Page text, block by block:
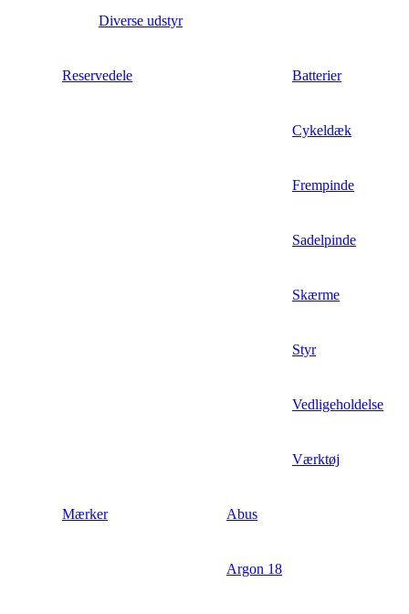
Diverse udstyr
Reservedele Batterier
Cykeldæk
Frempinde
Sadelpinde
Skærme
Styr
Vedligeholdelse
Værktøj
Mærker Abus
Argon 18